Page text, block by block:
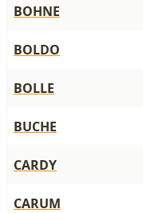
BOHNE
BOLDO
BOLLE
BUCHE
CARDY
CARUM